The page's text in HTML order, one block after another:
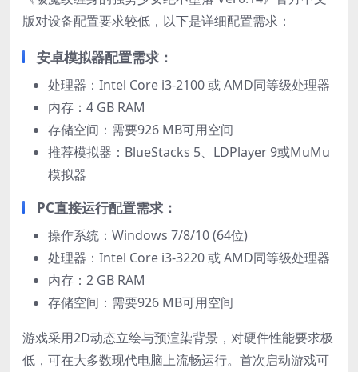
版对设备配置要求较低，以下是详细配置需求：
安卓模拟器配置需求：
处理器：Intel Core i3-2100 或 AMD同等级处理器
内存：4 GB RAM
存储空间：需要926 MB可用空间
推荐模拟器：BlueStacks 5、LDPlayer 9或MuMu
模拟器
PC直接运行配置需求：
操作系统：Windows 7/8/10 (64位)
处理器：Intel Core i3-3220 或 AMD同等级处理器
内存：2 GB RAM
存储空间：需要926 MB可用空间
游戏采用2D动态立绘与预渲染背景，对硬件性能要求极
低，可在大多数现代电脑上流畅运行。首次启动游戏可